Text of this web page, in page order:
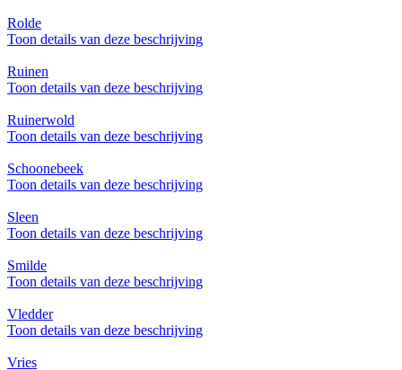
Rolde
Toon details van deze beschrijving
Ruinen
Toon details van deze beschrijving
Ruinerwold
Toon details van deze beschrijving
Schoonebeek
Toon details van deze beschrijving
Sleen
Toon details van deze beschrijving
Smilde
Toon details van deze beschrijving
Vledder
Toon details van deze beschrijving
Vries